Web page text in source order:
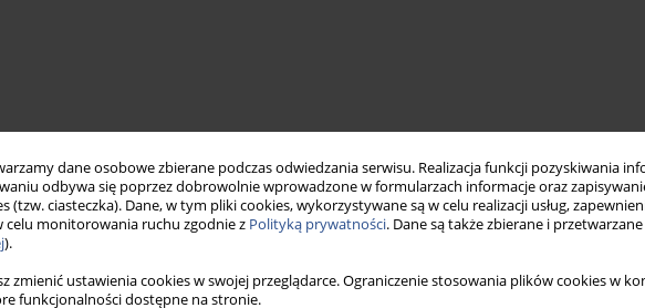
dane osobowe zbierane podczas odwiedzania serwisu. Realizacja funkcji pozyskiwania
odbywa się poprzez dobrowolnie wprowadzone w formularzach informacje oraz
(tzw. ciasteczka). Dane, w tym pliki cookies, wykorzystywane są w celu realizacji usług,
celu monitorowania ruchu zgodnie z Polityką prywatności. Dane są także zbierane i
).
zmienić ustawienia cookies w swojej przeglądarce. Ograniczenie stosowania plików cookies w
funkcjonalności dostępne na stronie.